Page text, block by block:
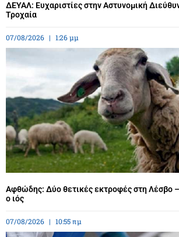
ΔΕΥΑΛ: Ευχαριστίες στην Αστυνομική
Τροχαία
07/08/2026 1:26 μμ
Αφθώδης: Δύο θετικές εκτροφές στη Λέσβο
ο ιός
07/08/2026 10:55 πμ